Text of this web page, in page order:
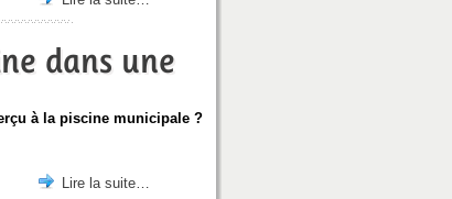
dans une
à la piscine municipale ?
Lire la suite…